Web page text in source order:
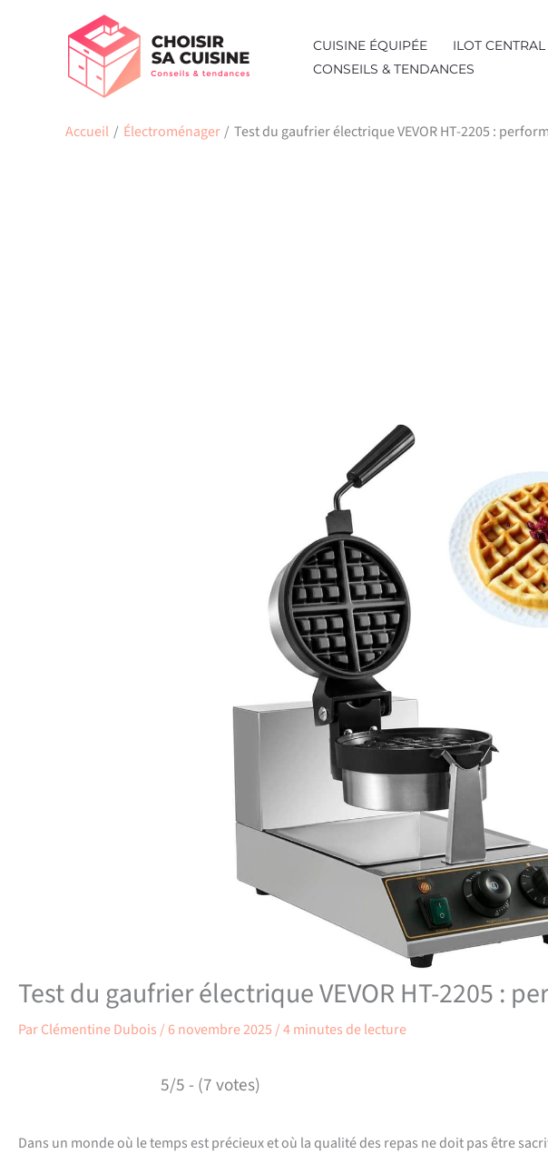
CUISINE ÉQUIPÉE ILOT CENTRAL
CONSEILS & TENDANCES
Accueil Électroménager Test du gaufrier électrique VEVOR HT-2205 :
Test du gaufrier électrique VEVOR HT-2205 :
ParClémentine Dubois/6 novembre 2025/4 minutes de lecture
5/5 - (7 votes)
Dans un monde où le temps est précieux et où la qualité des repas ne doit pas être